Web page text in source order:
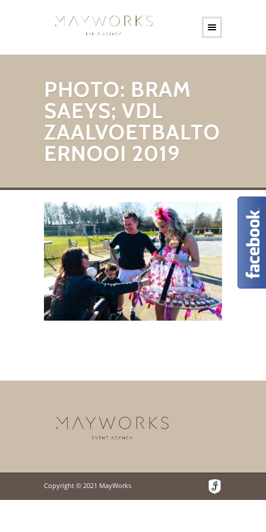
PHOTO: BRAM
SAEYS; VDL
ZAALVOETBALTO
ERNOOI 2019
Copyright © 2021 MayWorks